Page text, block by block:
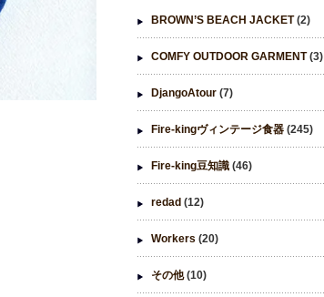
BROWN’S BEACH JACKET(2)
COMFY OUTDOOR GARMENT(3)
DjangoAtour (7)
Fire-kingヴィンテージ食器 (245)
Fire-king豆知識 (46)
redad (12)
Workers (20)
その他(10)